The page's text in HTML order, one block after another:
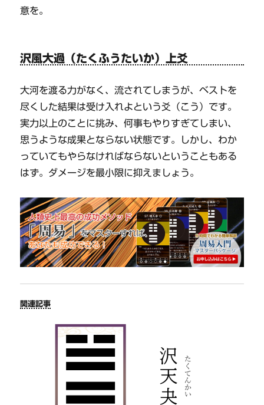
意を。
沢風大過（たくふうたいか）上爻
大河を渡る力がなく、流されてしまうが、ベストを
尽くした結果は受け入れよという爻（こう）です。
実力以上のことに挑み、何事もやりすぎてしまい、
思うような成果とならない状態です。しかし、わか
っていてもやらなければならないということもある
はず。ダメージを最小限に抑えましょう。
関連記事